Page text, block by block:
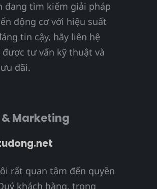
đang tìm kiếm giải pháp
động cơ với hiệu suất
tin cậy, hãy liên hệ
được tư vấn kỹ thuật và
đãi.
Marketing
rất quan tâm đến quyền
khách hàng, trong